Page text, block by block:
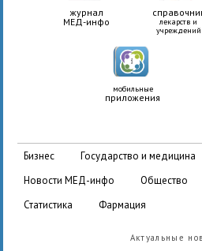
журнал
МЕД-инфо
лекарств и
учреждений
мобильные
приложения
бизнес государство и медицина
новости МЕД-инфо
общество
статистика
фармация
Актуальные